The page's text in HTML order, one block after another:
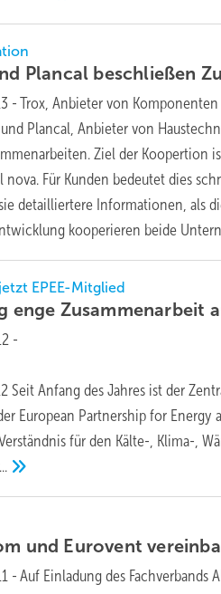
Plancal beschließen
- Trox, Anbieter von
Plancal, Anbieter von
Ziel der Koopertion
nova. Für Kunden bedeutet dies
detailliertere Informationen, als
kooperieren beide
EPEE-Mitglied
enge Zusammenarbeit
-
Seit Anfang des Jahres ist der
European Partnership for Energy
für den Kälte-, Klima-,
und Eurovent
- Auf Einladung des